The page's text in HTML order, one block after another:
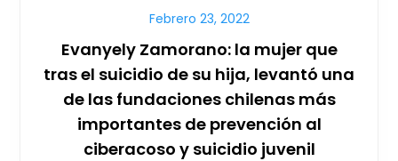
Febrero 23, 2022
Evanyely Zamorano: la mujer que
tras el suicidio de su hija, levantó una
de las fundaciones chilenas más
importantes de prevención al
ciberacoso y suicidio juvenil